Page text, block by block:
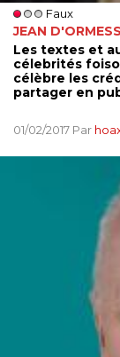
Faux
JEAN
Les textes et
célebrités
célèbre les
partager en
01/02/2017 Par